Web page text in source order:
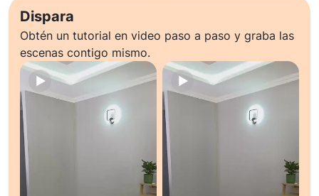
Dispara
Obtén un tutorial en video paso a paso y graba las
escenas contigo mismo.